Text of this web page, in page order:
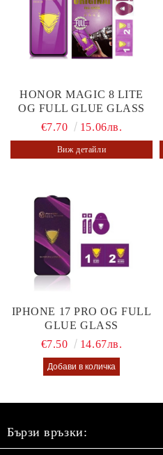
HONOR MAGIC 8 LITE
OG FULL GLUE GLASS
€7.70
15.06лв.
Виж детайли
IPHONE 17 PRO OG FULL
GLUE GLASS
€7.50
14.67лв.
Бързи връзки: